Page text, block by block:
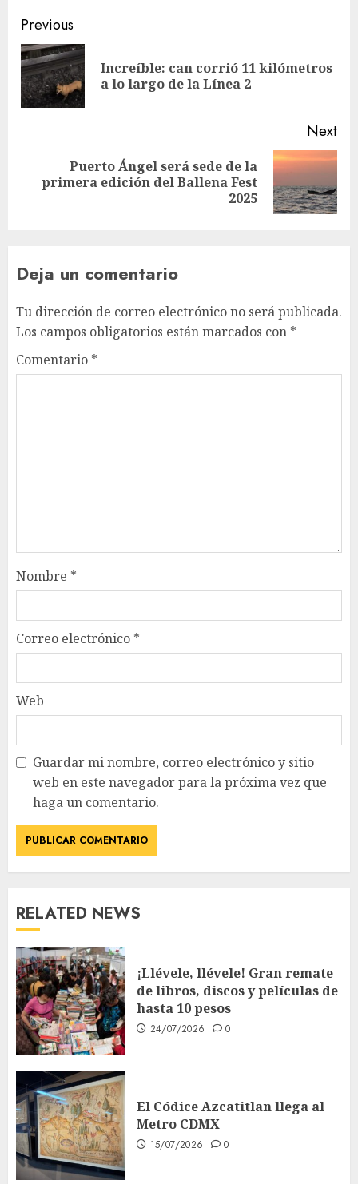
Post
navigation
Previous
Increíble: can corrió 11 kilómetros
a lo largo de la Línea 2
Next
Next
Puerto Ángel será sede de la
primera edición del Ballena Fest
2025
Deja un comentario
Tu dirección de correo electrónico no será publicada.
Los campos obligatorios están marcados con *
Comentario *
Nombre *
Correo electrónico *
Web
Guardar mi nombre, correo electrónico y sitio
web en este navegador para la próxima vez que
haga un comentario.
RELATED NEWS
¡Llévele, llévele! Gran remate
de libros, discos y películas de
hasta 10 pesos
24/07/2026 0
El Códice Azcatitlan llega al
Metro CDMX
15/07/2026 0